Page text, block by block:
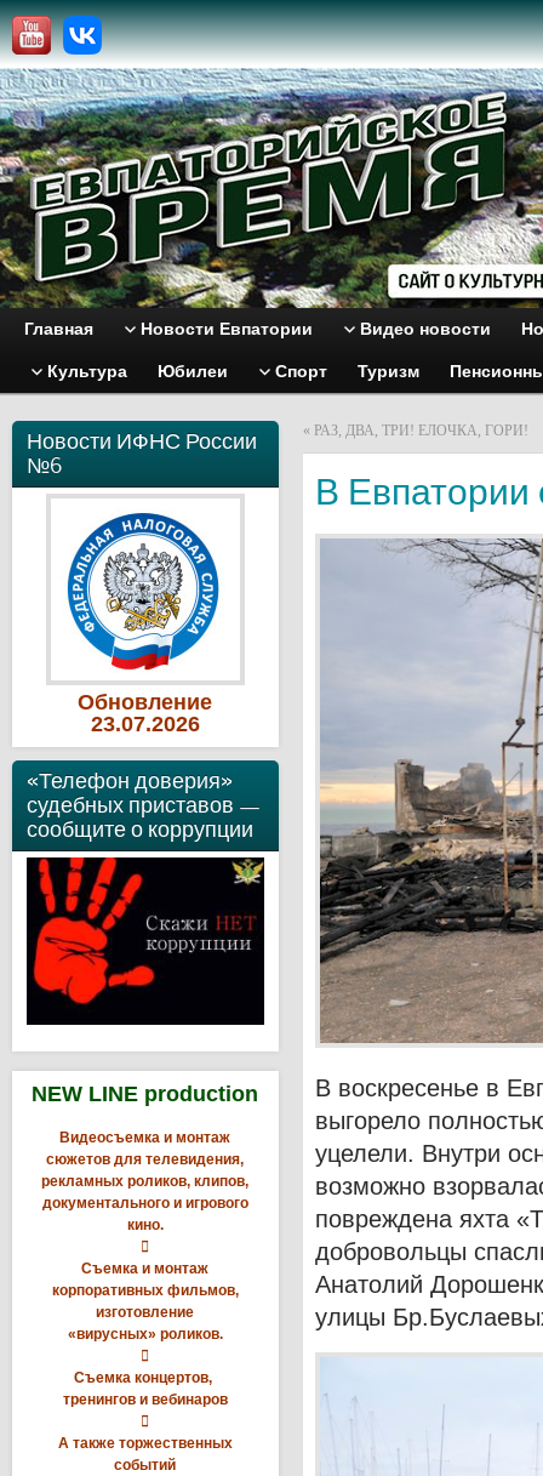
Главная Новости Евпатории Видео новости
Культура Юбилеи Спорт Туризм
Новости ИФНС России
№6
Обновление
23.07.2026
«Телефон доверия»
судебных приставов —
сообщите о коррупции
NEW LINE production
Видеосъемка и монтаж
сюжетов для телевидения,
рекламных роликов, клипов,
документального и игрового
кино.

Съемка и монтаж
корпоративных фильмов,
изготовление
«вирусных» роликов.

Съемка концертов,
тренингов и вебинаров

А также торжественных
событий
« РАЗ, ДВА, ТРИ! ЕЛОЧКА, ГОРИ!
В Евпатории
В воскресенье в
выгорело
уцелели. Внутри
возможно
повреждена яхта
добровольцы
Анатолий
улицы